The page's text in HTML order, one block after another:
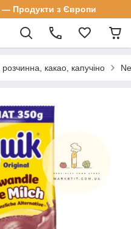
— Продукти з Європи
розчинна, какао, капучіно